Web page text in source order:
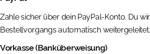
Zahle sicher über dein PayPal-Konto. Du
Bestellvorgangs automatisch weitergeleitet.
Vorkasse (Banküberweisung)